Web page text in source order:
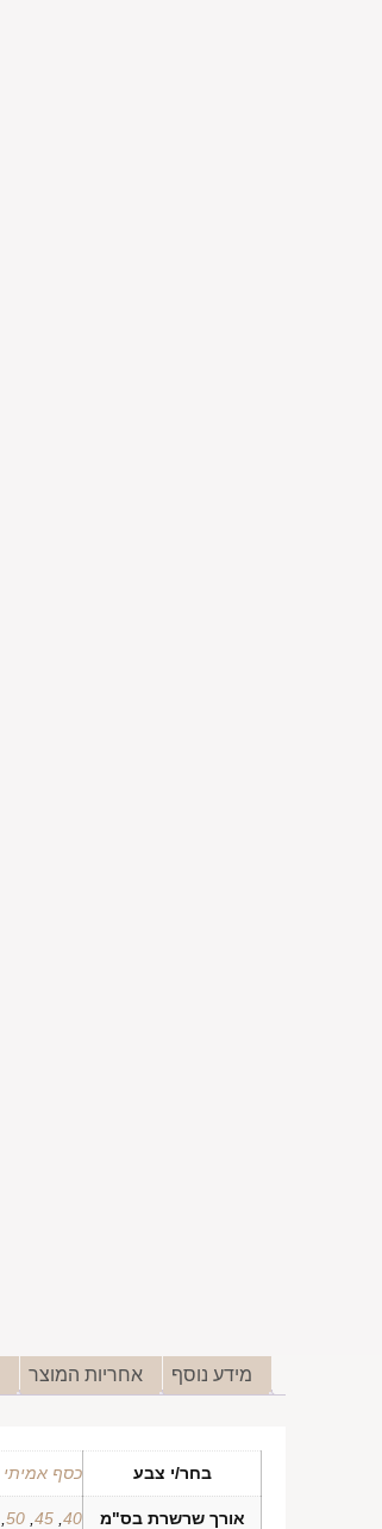
מידע נוסף אחריות המוצר
בחר/י צבע כסף אמיתי 925
אורך שרשרת בס"מ 40
,
45
,
50
,